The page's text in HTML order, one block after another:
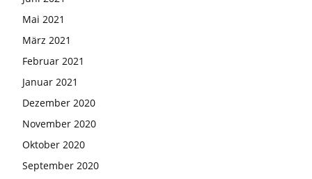
Mai 2021
März 2021
Februar 2021
Januar 2021
Dezember 2020
November 2020
Oktober 2020
September 2020